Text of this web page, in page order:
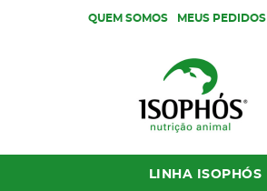
QUEM SOMOS MEUS PEDIDOS
LINHA ISOPHÓS